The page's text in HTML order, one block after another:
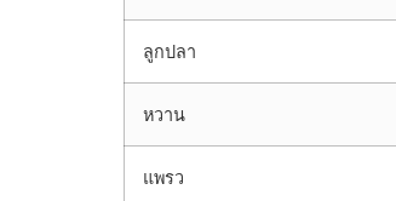
ลูกปลา
หวาน
แพรว